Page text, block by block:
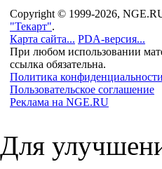
Copyright © 1999-2026,
"Текарт".
Карта сайта... PDA-версия...
При любом использовании
ссылка обязательна.
Политика конфиденциальности
Пользовательское соглашение
Реклама на NGE.RU
Для